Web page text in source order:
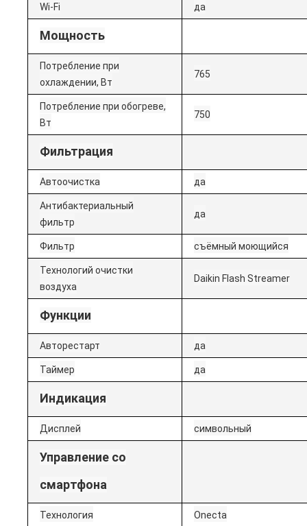
Wi-Fi да
Мощность
Потребление при
охлаждении, Вт
765
Потребление при обогреве,
Вт
750
Фильтрация
Автоочистка да
Антибактериальный
фильтр
да
Фильтр съёмный моющийся
Технологий очистки
воздуха
Daikin Flash Streamer
Функции
Авторестарт да
Таймер да
Индикация
Дисплей символьный
Управление со
смартфона
Технология Onecta